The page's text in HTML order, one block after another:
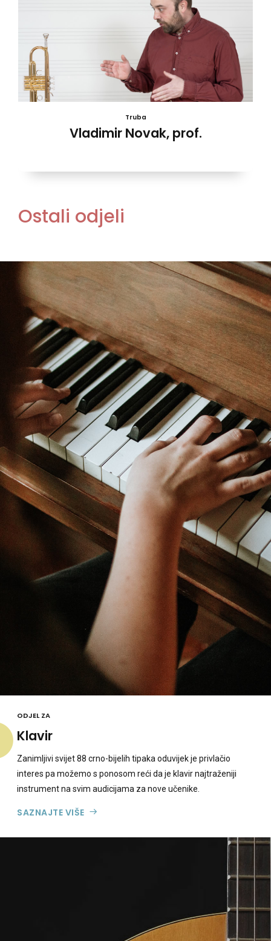
Truba
Vladimir Novak, prof.
Ostali odjeli
ODJEL ZA
Klavir
Zanimljivi svijet 88 crno-bijelih tipaka oduvijek je privlačio
interes pa možemo s ponosom reći da je klavir najtraženiji
instrument na svim audicijama za nove učenike.
SAZNAJTE VIŠE